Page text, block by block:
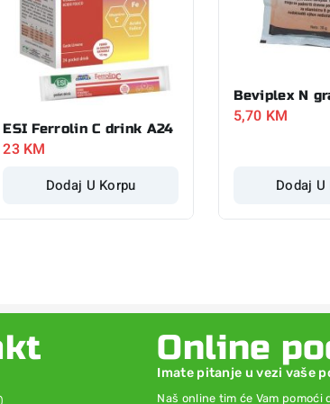
ESI Ferrolin C drink A24
23 KM
Dodaj U Korpu
Beviplex N
5,70 KM
Dodaj
Online
Imate pitanje u vezi vaše
Naš online tim će Vam